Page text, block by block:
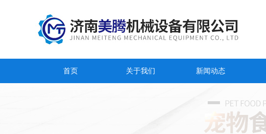
首页 关于我们 新闻动态